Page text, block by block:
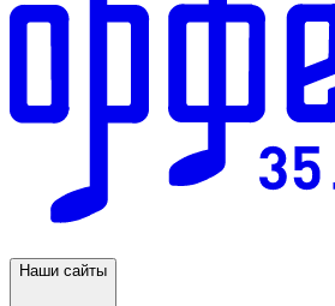
Наши сайты